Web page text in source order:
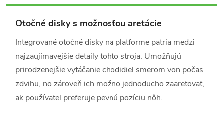
Otočné disky s možnosťou aretácie
Integrované otočné disky na platforme patria medzi
najzaujímavejšie detaily tohto stroja. Umožňujú
prirodzenejšie vytáčanie chodidiel smerom von počas
zdvihu, no zároveň ich možno jednoducho zaaretovať,
ak používateľ preferuje pevnú pozíciu nôh.